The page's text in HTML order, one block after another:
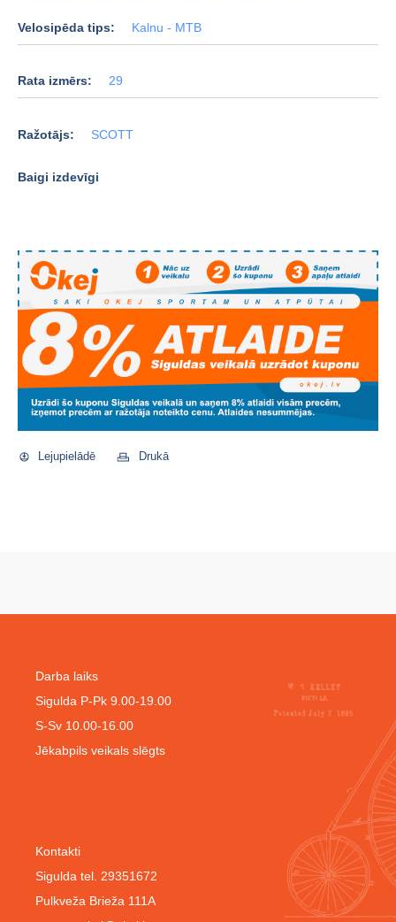
Velosipēda tips: Kalnu - MTB
Rata izmērs: 29
Ražotājs: SCOTT
Baigi izdevīgi
Lejupielādē Drukā
Kontakti
Sigulda tel. 29351672
Pulkveža Brieža 111A
Darba laiks
Sigulda P-Pk 9.00-19.00
S-Sv 10.00-16.00
Jēkabpils veikals slēgts